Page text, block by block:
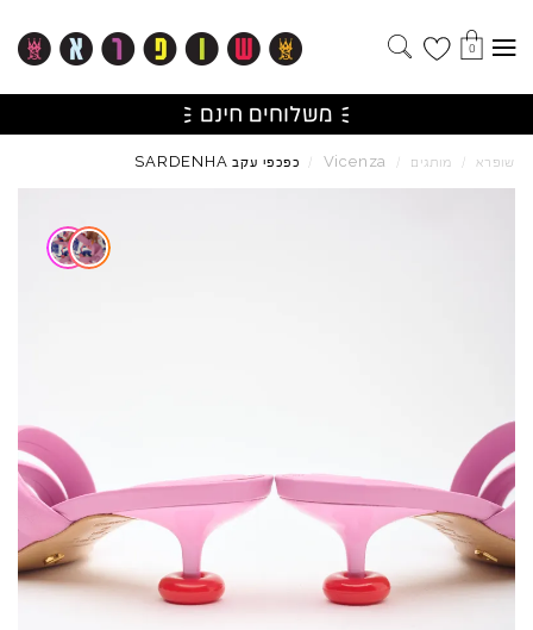
0
שופרא / מותגים /
Vicenza
/ כפכפי עקב SARDENHA
Skip to product reviews